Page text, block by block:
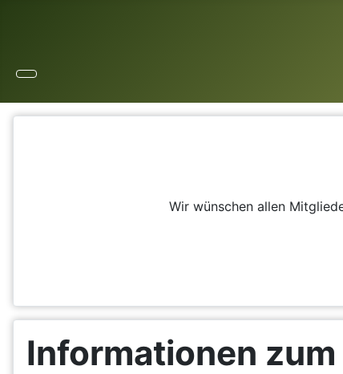
Wir wünschen allen
Informationen